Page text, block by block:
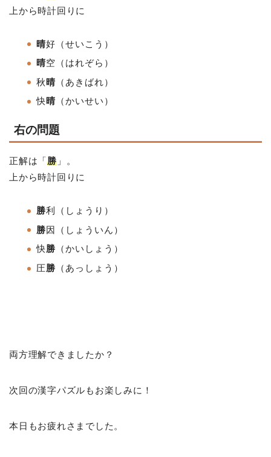
上から時計回りに
晴好（せいこう）
晴空（はれぞら）
秋晴 （あきばれ）
快晴 （かいせい）
右の問題
正解は「勝」。
上から時計回りに
勝利（しょうり）
勝因（しょういん）
快勝 （かいしょう）
圧勝 （あっしょう）
両方理解できましたか？
次回の漢字パズルもお楽しみに！
本日もお疲れさまでした。